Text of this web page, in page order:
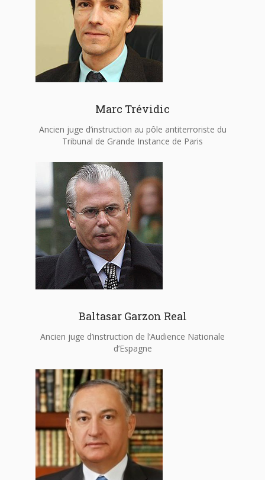
Marc Trévidic
Ancien juge d’instruction au pôle antiterroriste du
Tribunal de Grande Instance de Paris
Baltasar Garzon Real
Ancien juge d’instruction de l’Audience Nationale
d’Espagne